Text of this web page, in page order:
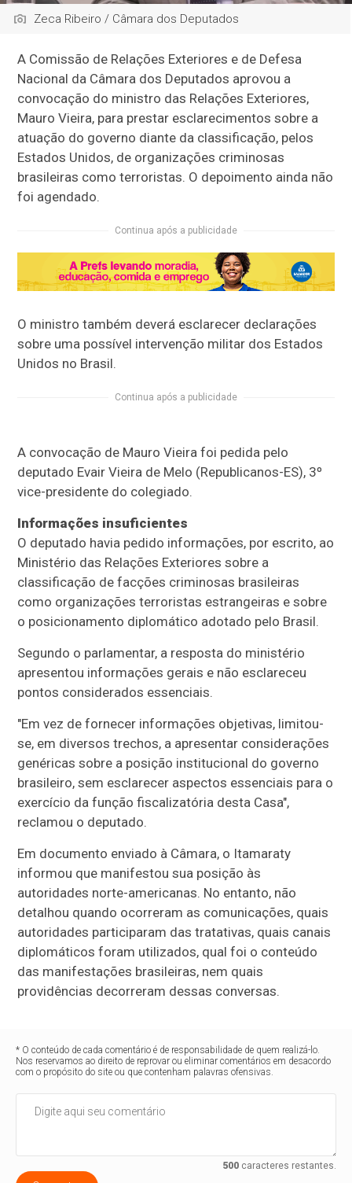
Zeca Ribeiro / Câmara dos Deputados
A Comissão de Relações Exteriores e de Defesa
Nacional da Câmara dos Deputados aprovou a
convocação do ministro das Relações Exteriores,
Mauro Vieira, para prestar esclarecimentos sobre a
atuação do governo diante da classificação, pelos
Estados Unidos, de organizações criminosas
brasileiras como terroristas. O depoimento ainda não
foi agendado.
Continua após a publicidade
O ministro também deverá esclarecer declarações
sobre uma possível intervenção militar dos Estados
Unidos no Brasil.
Continua após a publicidade
A convocação de Mauro Vieira foi pedida pelo
deputado Evair Vieira de Melo (Republicanos-ES), 3º
vice-presidente do colegiado.
Informações insuficientes
O deputado havia pedido informações, por escrito, ao
Ministério das Relações Exteriores sobre a
classificação de facções criminosas brasileiras
como organizações terroristas estrangeiras e sobre
o posicionamento diplomático adotado pelo Brasil.
Segundo o parlamentar, a resposta do ministério
apresentou informações gerais e não esclareceu
pontos considerados essenciais.
"Em vez de fornecer informações objetivas, limitou-
se, em diversos trechos, a apresentar considerações
genéricas sobre a posição institucional do governo
brasileiro, sem esclarecer aspectos essenciais para o
exercício da função fiscalizatória desta Casa",
reclamou o deputado.
Em documento enviado à Câmara, o Itamaraty
informou que manifestou sua posição às
autoridades norte-americanas. No entanto, não
detalhou quando ocorreram as comunicações, quais
autoridades participaram das tratativas, quais canais
diplomáticos foram utilizados, qual foi o conteúdo
das manifestações brasileiras, nem quais
providências decorreram dessas conversas.
* O conteúdo de cada comentário é de responsabilidade de quem realizá-lo.
Nos reservamos ao direito de reprovar ou eliminar comentários em desacordo
com o propósito do site ou que contenham palavras ofensivas.
500caracteres restantes.